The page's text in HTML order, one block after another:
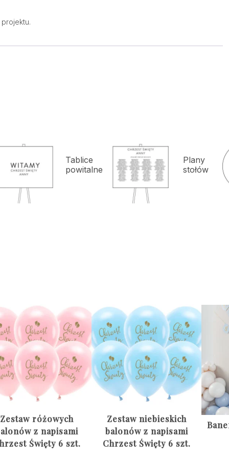
Tablice
powitalne
Plany
stołów
Zestaw różowych
z napisami
Święty 6 szt.
Zestaw niebieskich
balonów z napisami
Chrzest Święty 6 szt.